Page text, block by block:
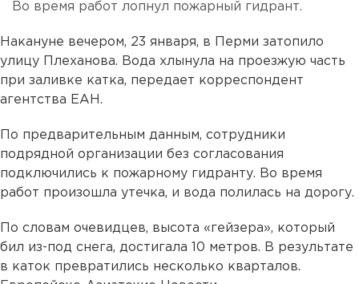
Во время работ лопнул пожарный гидрант.
Накануне вечером, 23 января, в Перми затопило
улицу Плеханова. Вода хлынула на проезжую часть
при заливке катка, передает корреспондент
агентства ЕАН.
По предварительным данным, сотрудники
подрядной организации без согласования
подключились к пожарному гидранту. Во время
работ произошла утечка, и вода полилась на дорогу.
По словам очевидцев, высота «гейзера», который
бил из-под снега, достигала 10 метров. В результате
в каток превратились несколько кварталов.